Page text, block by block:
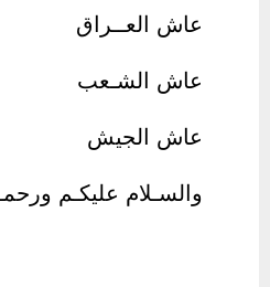
عاش العــراق
عاش الشـعب
عاش الجيش
والسـلام عليكـم